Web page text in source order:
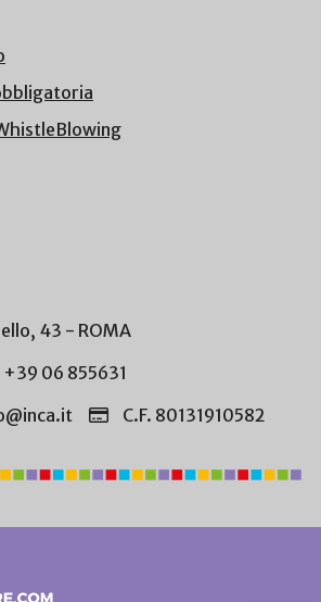
43 - ROMA
06 855631
C.F. 80131910582